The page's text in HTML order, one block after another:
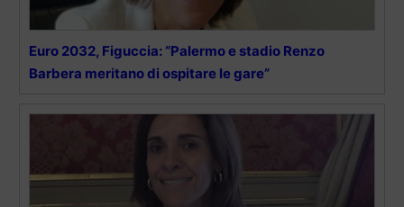
Euro 2032, Figuccia: “Palermo e stadio Renzo
Barbera meritano di ospitare le gare”